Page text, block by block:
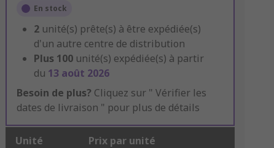
En stock
2 unité(s) prête(s) à être expédiée(s)
d'un autre centre de distribution
Plus 100 unité(s) expédiée(s) à partir
du 13 août 2026
Besoin de plus? Cliquez sur " Vérifier les
dates de livraison " pour plus de détails
Unité Prix par unité